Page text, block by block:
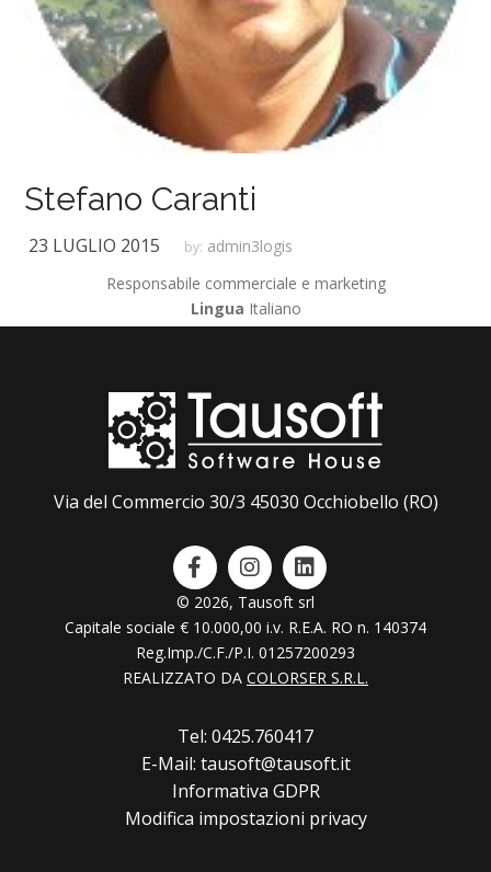
Stefano Caranti
23 LUGLIO 2015 by: admin3logis
Responsabile commerciale e marketing
Lingua Italiano
Via del Commercio 30/3 45030 Occhiobello (RO)
© 2026, Tausoft srl
Capitale sociale € 10.000,00 i.v. R.E.A. RO n. 140374
Reg.Imp./C.F./P.I. 01257200293
REALIZZATO DA COLORSER S.R.L.
Tel: 0425.760417
E-Mail: tausoft@tausoft.it
Informativa GDPR
Modifica impostazioni privacy